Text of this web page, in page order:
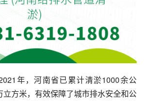
年，河南省已累计清淤1000余公
立方米，有效保障了城市排水安全和公